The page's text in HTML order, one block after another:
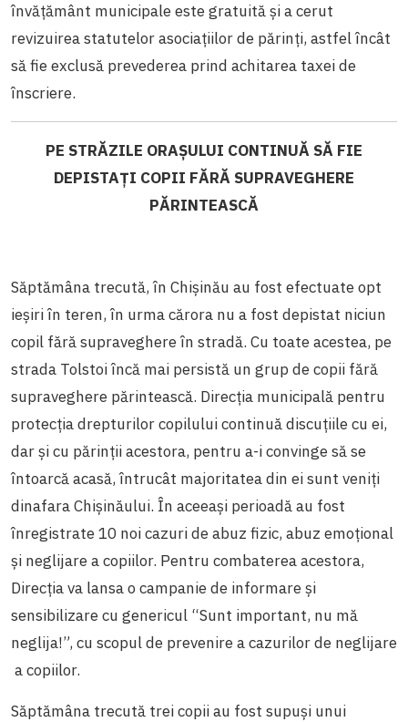
învățământ municipale este gratuită și a cerut
revizuirea statutelor asociațiilor de părinți, astfel încât
să fie exclusă prevederea prind achitarea taxei de
înscriere.
PE STRĂZILE ORAȘULUI CONTINUĂ SĂ FIE
DEPISTAȚI COPII FĂRĂ SUPRAVEGHERE
PĂRINTEASCĂ
Săptămâna trecută, în Chișinău au fost efectuate opt
ieșiri în teren, în urma cărora nu a fost depistat niciun
copil fără supraveghere în stradă. Cu toate acestea, pe
strada Tolstoi încă mai persistă un grup de copii fără
supraveghere părintească. Direcţia municipală pentru
protecţia drepturilor copilului continuă discuțiile cu ei,
dar și cu părinții acestora, pentru a-i convinge să se
întoarcă acasă, întrucât majoritatea din ei sunt veniți
dinafara Chișinăului. În aceeași perioadă au fost
înregistrate 10 noi cazuri de abuz fizic, abuz emoțional
și neglijare a copiilor. Pentru combaterea acestora,
Direcția va lansa o campanie de informare și
sensibilizare cu genericul “Sunt important, nu mă
neglija!”, cu scopul de prevenire a cazurilor de neglijare
a copiilor.
Săptămâna trecută trei copii au fost supuși unui